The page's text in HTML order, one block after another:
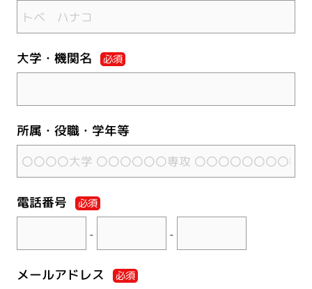
大学・機関名 必須
所属・役職・学年等
電話番号 必須
- -
メールアドレス 必須